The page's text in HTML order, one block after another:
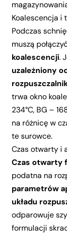
Koalescencja i
Podczas
muszą
koalescencji.
uzależniony
trwa okno
234°C, BG –
na różnicę w
te surowce.
Czas otwarty i
Czas otwarty
podatna na
parametrów
układu
odparowuje
formulacji